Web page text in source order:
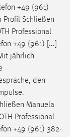
+49 (961)
Profil Schließen
Professional
+49 (961) [...]
jährlich
den
Manuela
Professional
+49 (961) 382-
zu können.